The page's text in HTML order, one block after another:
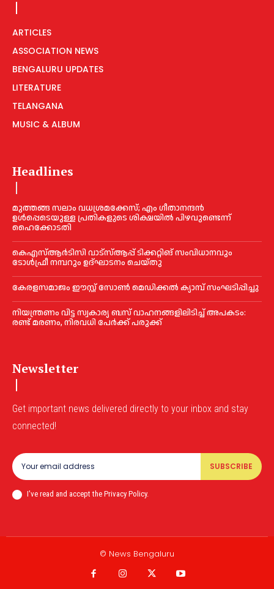
ARTICLES
ASSOCIATION NEWS
BENGALURU UPDATES
LITERATURE
TELANGANA
MUSIC & ALBUM
Headlines
മുത്തങ്ങ സലാം വധശ്രമക്കേസ്; എം ഗീതാനന്ദൻ
ഉള്‍പ്പെടെയുള്ള പ്രതികളുടെ ശിക്ഷയില്‍ പിഴവുണ്ടെന്ന്
ഹൈക്കോടതി
കെഎസ്‌ആര്‍ടിസി വാട്‌സ്‌ആപ്പ് ടിക്കറ്റിങ് സംവിധാനവും
ടോള്‍ഫ്രീ നമ്പറും ഉദ്ഘാടനം ചെയ്തു
കേരളസമാജം ഈസ്റ്റ് സോണ്‍ മെഡിക്കൽ ക്യാമ്പ് സംഘടിപ്പിച്ചു
നിയന്ത്രണം വിട്ട സ്വകാര്യ ബസ് വാഹനങ്ങളിലിടിച്ച്‌ അപകടം:
രണ്ട് മരണം, നിരവധി പേർക്ക് പരുക്ക്
Newsletter
Get important news delivered directly to your inbox and stay
connected!
SUBSCRIBE
I've read and accept the Privacy Policy.
© News Bengaluru